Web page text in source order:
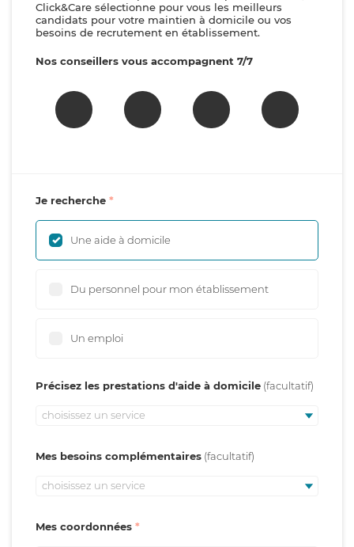
Click&Care sélectionne pour vous les meilleurs
candidats pour votre maintien à domicile ou vos
besoins de recrutement en établissement.
Nos conseillers vous accompagnent 7/7
Je recherche
Une aide à domicile
Du personnel pour mon établissement
Un emploi
Précisez les prestations d'aide à domicile
choisissez un service
Mes besoins complémentaires
choisissez un service
Mes coordonnées